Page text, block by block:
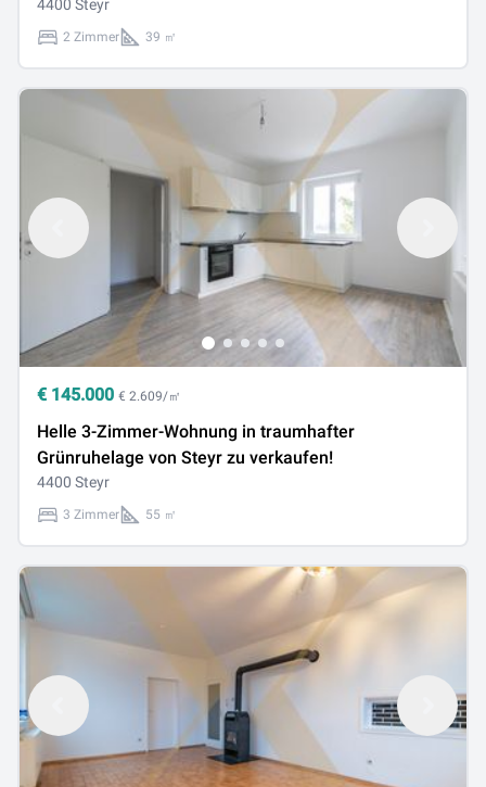
4400 Steyr
2 Zimmer 39 ㎡
€ 145.000 € 2.609/㎡
Helle 3-Zimmer-Wohnung in traumhafter
Grünruhelage von Steyr zu verkaufen!
4400 Steyr
3 Zimmer 55 ㎡